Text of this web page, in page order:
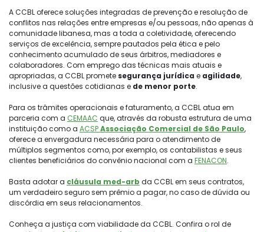
A CCBL oferece soluções integradas de prevenção e resolução de
conflitos nas relações entre empresas e/ou pessoas, não apenas à
comunidade libanesa, mas a toda a coletividade, oferecendo
serviços de excelência, sempre pautados pela ética e pelo
conhecimento acumulado de seus árbitros, mediadores e
colaboradores. Com emprego das técnicas mais atuais e
apropriadas, a CCBL promete segurança jurídica e agilidade,
inclusive a questões cotidianas e de menor porte.
Para os trâmites operacionais e faturamento, a CCBL atua em
parceria com a CEMAAC que, através da robusta estrutura de uma
instituição como a ACSPAssociação Comercial de São Paulo,
oferece a envergadura necessária para o atendimento de
múltiplos segmentos como, por exemplo, os contabilistas e seus
clientes beneficiários do convênio nacional com a FENACON.
Basta adotar a cláusula med-arb da CCBL em seus contratos,
um verdadeiro seguro sem prêmio a pagar, no caso de dúvida ou
discórdia em seus relacionamentos.
Conheça a justiça com viabilidade da CCBL. Confira o rol de